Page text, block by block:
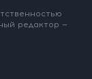
редактор —